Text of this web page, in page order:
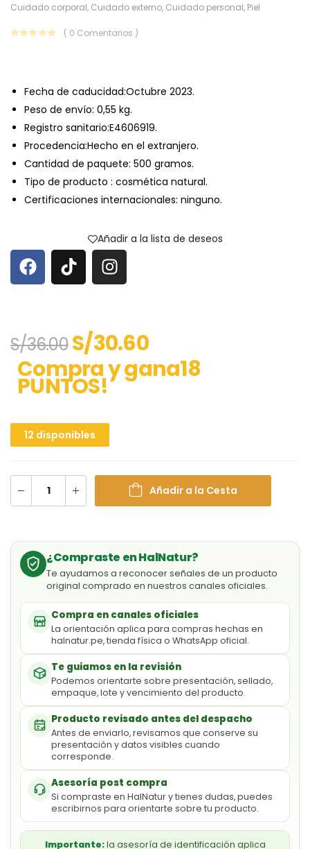
Cuidado corporal, Cuidado externo, Cuidado personal, Piel
( 0 Comentarios )
Fecha de caducidad:Octubre 2023.
Peso de envío: 0,55 kg.
Registro sanitario:E4606919.
Procedencia:Hecho en el extranjero.
Cantidad de paquete: 500 gramos.
Tipo de producto : cosmética natural.
Certificaciones internacionales: ninguno.
Añadir a la lista de deseos
S/36.00S/30.60
Compra y gana18
PUNTOS!
12 disponibles
Añadir a la Cesta
¿Compraste en HalNatur?
Te ayudamos a reconocer señales de un producto
original comprado en nuestros canales oficiales.
Compra en canales oficiales
La orientación aplica para compras hechas en
halnatur.pe, tienda física o WhatsApp oficial.
Te guiamos en la revisión
Podemos orientarte sobre presentación, sellado,
empaque, lote y vencimiento del producto.
Producto revisado antes del despacho
Antes de enviarlo, revisamos que conserve su
presentación y datos visibles cuando
corresponde.
Asesoría post compra
Si compraste en HalNatur y tienes dudas, puedes
escribirnos para orientarte sobre tu producto.
Importante:la asesoría de identificación aplica